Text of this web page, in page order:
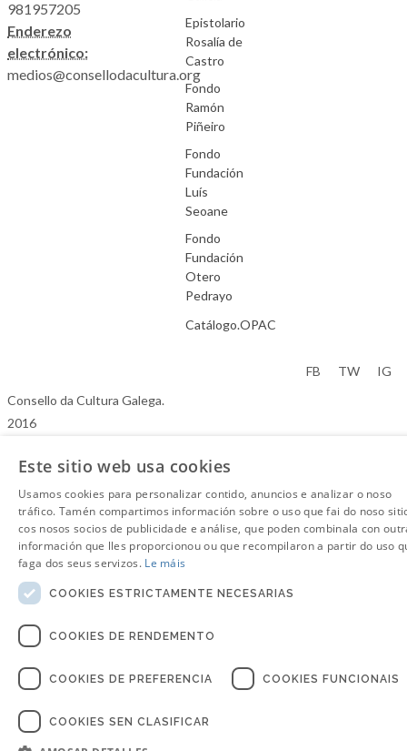
981957205
Enderezo
electrónico:
medios@consellodacultura.org
Epistolario
Rosalía de
Castro
Fondo
Ramón
Piñeiro
Fondo
Fundación
Luís
Seoane
Fondo
Fundación
Otero
Pedrayo
Catálogo.OPAC
Consello da Cultura Galega.
2016
FB TW IG
Este sitio web usa cookies
Usamos cookies para personalizar contido, anuncios e analizar o noso
tráfico. Tamén compartimos información sobre o uso que fai do noso
cos nosos socios de publicidade e análise, que poden combinala con
información que lles proporcionou ou que recompilaron a partir do uso
faga dos seus servizos. Le máis
COOKIES ESTRICTAMENTE NECESARIAS
COOKIES DE RENDEMENTO
COOKIES DE PREFERENCIA COOKIES FUNCIONAIS
COOKIES SEN CLASIFICAR